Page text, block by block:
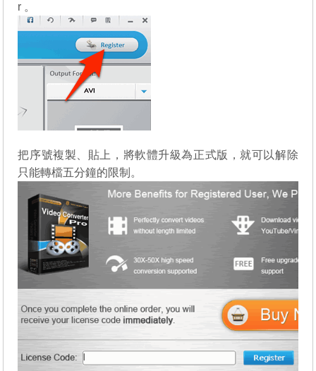
r 。
把序號複製、貼上，將軟體升級為正式版，就可以解除
只能轉檔五分鐘的限制。